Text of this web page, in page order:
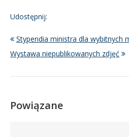
Udostępnij:
Stypendia ministra dla wybitnych
Wystawa niepublikowanych zdjęć
Powiązane